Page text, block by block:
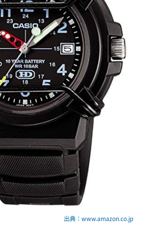
出典：www.amazon.co.jp